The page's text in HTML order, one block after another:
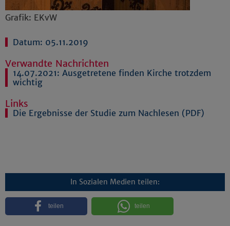
Grafik: EKvW
Datum: 05.11.2019
Verwandte Nachrichten
14.07.2021: Ausgetretene finden Kirche trotzdem
wichtig
Links
Die Ergebnisse der Studie zum Nachlesen (PDF)
In Sozialen Medien teilen:
teilen teilen